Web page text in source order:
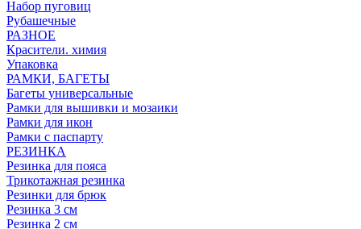
Набор пуговиц
Рубашечные
РАЗНОЕ
Красители. химия
Упаковка
РАМКИ, БАГЕТЫ
Багеты универсальные
Рамки для вышивки и мозаики
Рамки для икон
Рамки с паспарту
РЕЗИНКА
Резинка для пояса
Трикотажная резинка
Резинки для брюк
Резинка 3 см
Резинка 2 см